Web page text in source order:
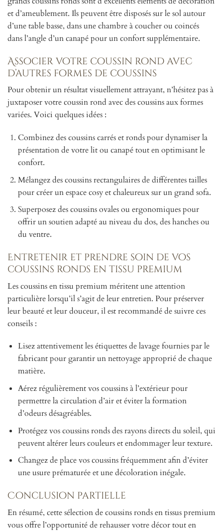
et d’ameublement. Ils peuvent être disposés sur le sol autour
d’une table basse, dans une chambre à coucher ou coincés
dans l’angle d’un canapé pour un confort supplémentaire.
Associer votre coussin rond avec
d’autres formes de coussins
Pour obtenir un résultat visuellement attrayant, n’hésitez pas à
juxtaposer votre coussin rond avec des coussins aux formes
variées. Voici quelques idées :
Combinez des coussins carrés et ronds pour dynamiser la
présentation de votre lit ou canapé tout en optimisant le
confort.
Mélangez des coussins rectangulaires de différentes tailles
pour créer un espace cosy et chaleureux sur un grand sofa.
Superposez des coussins ovales ou ergonomiques pour
offrir un soutien adapté au niveau du dos, des hanches ou
du ventre.
Entretenir et prendre soin de vos
coussins ronds en tissu premium
Les coussins en tissu premium méritent une attention
particulière lorsqu’il s’agit de leur entretien. Pour préserver
leur beauté et leur douceur, il est recommandé de suivre ces
conseils :
Lisez attentivement les étiquettes de lavage fournies par le
fabricant pour garantir un nettoyage approprié de chaque
matière.
Aérez régulièrement vos coussins à l’extérieur pour
permettre la circulation d’air et éviter la formation
d’odeurs désagréables.
Protégez vos coussins ronds des rayons directs du soleil, qui
peuvent altérer leurs couleurs et endommager leur texture.
Changez de place vos coussins fréquemment afin d’éviter
une usure prématurée et une décoloration inégale.
Conclusion partielle
En résumé, cette sélection de coussins ronds en tissus premium
vous offre l’opportunité de rehausser votre décor tout en